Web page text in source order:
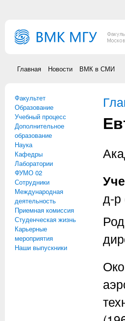
Главная Новости ВМК в СМИ
Факультет
Образование
Учебный процесс
Дополнительное
образование
Наука
Кафедры
Лаборатории
ФУМО 02
Сотрудники
Международная
деятельность
Приемная комиссия
Студенческая жизнь
Карьерные
мероприятия
Наши выпускники
Вы
д-р